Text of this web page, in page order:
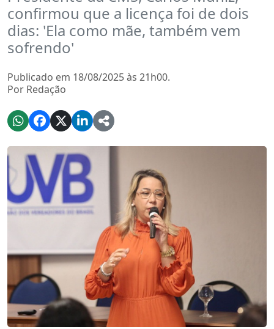
confirmou que a licença foi de dois
dias: 'Ela como mãe, também vem
sofrendo'
Publicado em 18/08/2025 às 21h00.
Por Redação